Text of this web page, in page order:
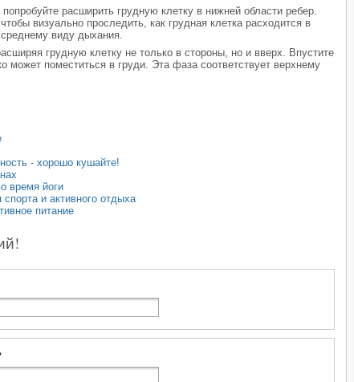
расширить грудную клетку в нижней области ребер.
визуально проследить, как грудная клетка расходится в
виду дыхания.
грудную клетку не только в стороны, но и вверх. Впустите
может поместиться в груди. Эта фаза соответствует верхнему
- хорошо кушайте!
время йоги
и активного отдыха
питание